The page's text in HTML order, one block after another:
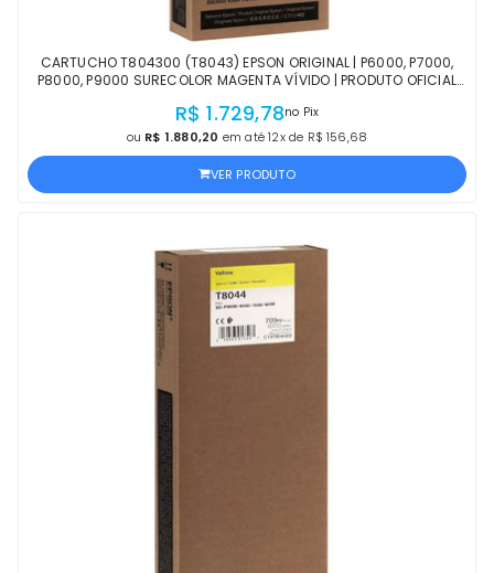
CARTUCHO T804300 (T8043) EPSON ORIGINAL | P6000, P7000,
P8000, P9000 SURECOLOR MAGENTA VÍVIDO | PRODUTO OFICIAL
R$ 1.729,78no Pix
ou R$ 1.880,20 em até 12x de R$ 156,68
VER PRODUTO